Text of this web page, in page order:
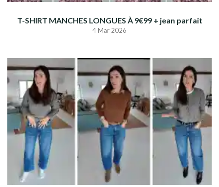
T-SHIRT MANCHES LONGUES À 9€99 + jean parfait
4 Mar 2026